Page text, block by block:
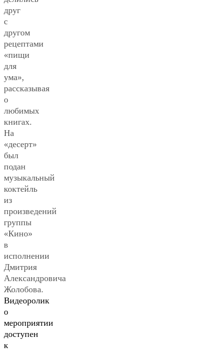
друг
с
другом
рецептами
«пищи
для
ума»,
рассказывая
о
любимых
книгах.
На
«десерт»
был
подан
музыкальный
коктейль
из
произведений
группы
«Кино»
в
исполнении
Дмитрия
Александровича
Жолобова.
Видеоролик
о
мероприятии
доступен
к